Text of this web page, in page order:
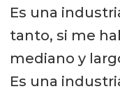
Es una
tanto, si me
mediano y
Es una